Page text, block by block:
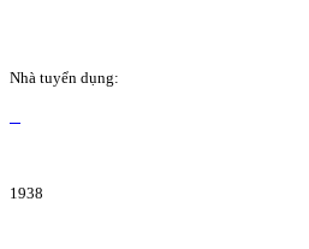
Nhà tuyển dụng:
1938